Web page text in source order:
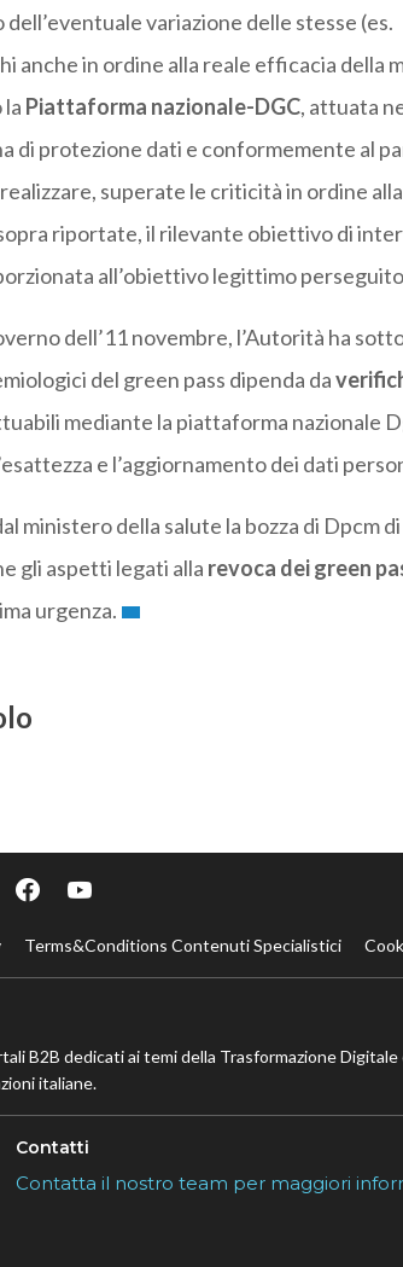
variazione delle stesse (es.
in ordine alla reale efficacia della
la Piattaforma nazionale-DGC, attuata
di protezione dati e conformemente al
superate le criticità in ordine alla
riportate, il rilevante obiettivo di
all’obiettivo legittimo
dell’11 novembre, l’Autorità ha
del green pass dipenda da
mediante la piattaforma nazionale
e l’aggiornamento dei dati
ministero della salute la bozza di Dpcm
gli aspetti legati alla revoca dei green
urgenza.
Terms&Conditions Contenuti Specialistici
B2B dedicati ai temi della Trasformazione
italiane.
Contatti
Contatta il nostro team per maggiori